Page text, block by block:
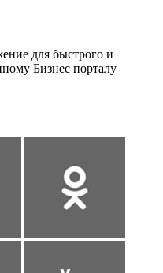
для быстрого и
Бизнес порталу